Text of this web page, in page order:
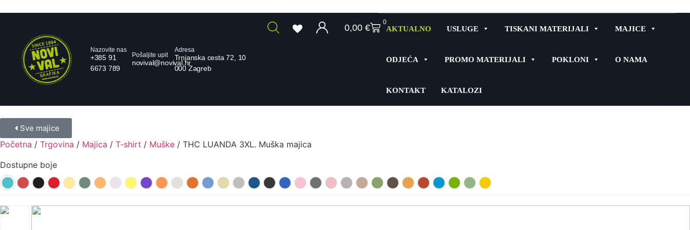
Nazovite nas
+385 91
6673 789
Pošaljite upit
novival@novival.hr
Adresa
Trnjanska cesta 72, 10
000 Zagreb
0,00 €
0
AKTUALNO USLUGE TISKANI MATERIJALI MAJICE
ODJEĆA PROMO MATERIJALI POKLONI O NAMA
KONTAKT KATALOZI
Sve majice
Početna / Trgovina / Majica / T-shirt / Muške / THC LUANDA 3XL. Muška majica
Dostupne boje